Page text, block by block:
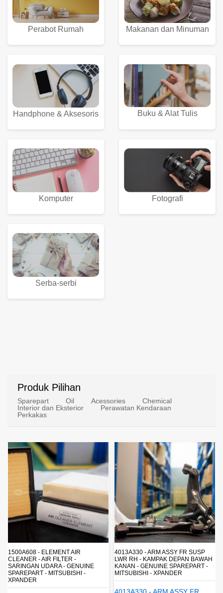
Perabot Rumah Makanan dan Minuman
Handphone & Aksesoris Buku & Alat Tulis
Komputer Fotografi
Serba-serbi
Produk Pilihan
Sparepart Oil Acessories
Chemical
Interior dan Eksterior
Perawatan Kendaraan
Perkakas
4013A330 - ARM ASSY FR SUSP
LWR RH - KAMPAK DEPAN BAWAH
KANAN - GENUINE SPAREPART -
MITSUBISHI - XPANDER
4162A413 - SHOCK ABSORBER RR
SUSP - SUSPENSI BELAKANG -
SHOCKBREAKER BELAKANG -
GENUINE SPAREPART -
MITSUBISHI - XPANDER